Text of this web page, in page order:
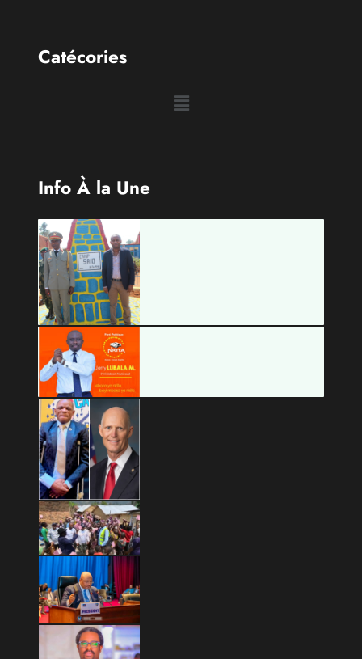
Copyright © 2026 Mashariki RDC | Fièrement Congolais